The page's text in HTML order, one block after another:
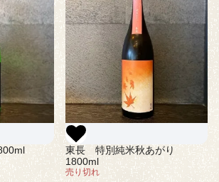
東長 特別純米秋あがり
1800ml
売り切れ